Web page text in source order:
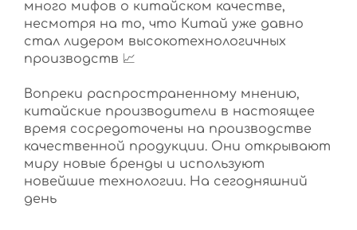
много мифов о китайском качестве,
несмотря на то, что Китай уже давно
стал лидером высокотехнологичных
производств 📈
Вопреки распространенному мнению,
китайские производители в настоящее
время сосредоточены на производстве
качественной продукции. Они открывают
миру новые бренды и используют
новейшие технологии. На сегодняшний
день